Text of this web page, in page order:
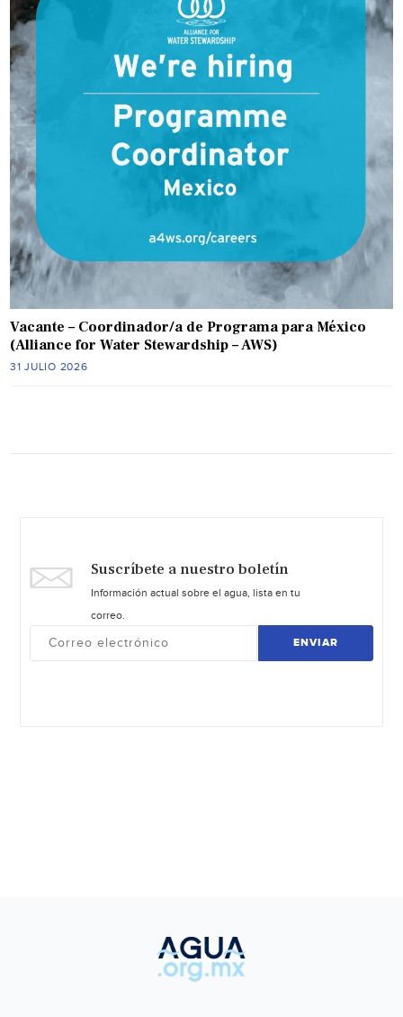
Vacante – Coordinador/a de Programa para México
(Alliance for Water Stewardship – AWS)
31 JULIO 2026
Suscríbete a nuestro boletín
Información actual sobre el agua, lista en tu
correo.
ENVIAR